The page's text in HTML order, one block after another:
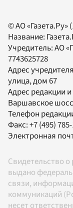
© АО «Газета.Ру»
Название:
Учредитель:АО
7743625728
Адрес
улица, дом 67
Адрес редакции
Варшавское
Телефон
Факс:+7 (495)
Электронная
Свидетельство
выдано
связи,
коммуникаций
несет